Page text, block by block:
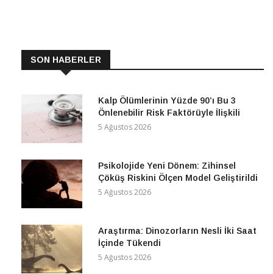
SON HABERLER
Kalp Ölümlerinin Yüzde 90’ı Bu 3
Önlenebilir Risk Faktörüyle İlişkili
5 Ağustos 2026
Psikolojide Yeni Dönem: Zihinsel
Çöküş Riskini Ölçen Model Geliştirildi
5 Ağustos 2026
Araştırma: Dinozorların Nesli İki Saat
İçinde Tükendi
5 Ağustos 2026